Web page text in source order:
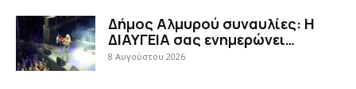
Δήμος Αλμυρού συναυλίες: Η
ΔΙΑΥΓΕΙΑ σας ενημερώνει…
8 Αυγούστου 2026